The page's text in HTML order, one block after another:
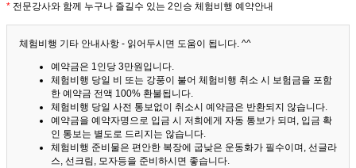
* 전문강사와 함께 누구나 즐길수 있는 2인승 체험비행 예약안내
체험비행 기타 안내사항 - 읽어두시면 도움이 됩니다. ^^
예약금은 1인당 3만원입니다.
체험비행 당일 비 또는 강풍이 불어 체험비행 취소 시 보험금을 포함
한 예약금 전액 100% 환불됩니다.
체험비행 당일 사전 통보없이 취소시 예약금은 반환되지 않습니다.
예약금을 예약자명으로 입금 시 저희에게 자동 통보가 되며, 입금 확
인 통보는 별도로 드리지는 않습니다.
체험비행 준비물은 편안한 복장에 굽낮은 운동화가 필수이며, 선글라
스, 선크림, 모자등을 준비하시면 좋습니다.